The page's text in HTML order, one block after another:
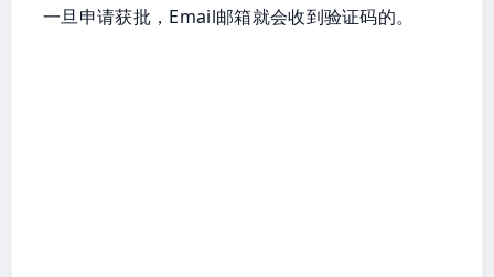
一旦申请获批，Email邮箱就会收到验证码的。